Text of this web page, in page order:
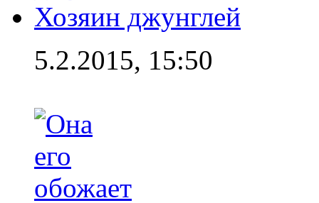
Хозяин джунглей
5.2.2015, 15:50